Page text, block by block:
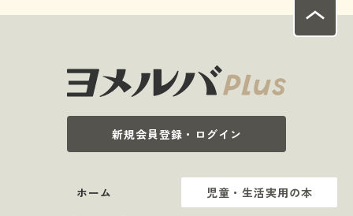
新規会員登録・ログイン
ホーム
児童・生活実用の本